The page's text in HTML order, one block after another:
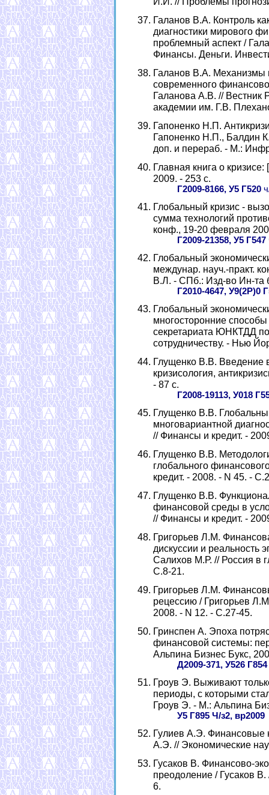
Галанов В.А. Контроль
диагностики мирового
проблемный аспект /
Финансы. Деньги.
Галанов В.А. Механизмы
современного
Галанова А.В. // Вестник
академии им. Г.В.
Гапоненко Н.П.
Гапоненко Н.П., Балдин
доп. и перераб. - М.:
Главная книга о
2009. - 253 с.
Г2009-8166, У5 Г520
Глобальный кризис -
сумма технологий
конф., 19-20 февраля
Г2009-21358, У5 Г547
Глобальный
междунар. науч.-практ.
В.Л. - СПб.: Изд-во Ин-та
Г2010-4647, У9(2Р)0
Глобальный
многосторонние
секретариата ЮНКТДД
сотрудничеству. - Нью
Глущенко В.В. Введение
кризисология,
- 87 с.
Г2008-19113, У018
Глущенко В.В.
многовариантной
// Финансы и кредит. -
Глущенко В.В.
глобального
кредит. - 2008. - N 45. -
Глущенко В.В.
финансовой среды в
// Финансы и кредит. -
Григорьев Л.М.
дискуссии и реальность
Салихов М.Р. // Россия в
С.8-21.
Григорьев Л.М.
рецессию / Григорьев
2008. - N 12. - С.27-45.
Гринспен А. Эпоха
финансовой системы:
Альпина Бизнес Букс,
Д2009-371, У526 Г854
Гроув Э. Выживают
периоды, с которыми
Гроув Э. - М.: Альпина
У5 Г895 Ч/з2, вр2009
Гулиев А.Э. Финансовые
А.Э. // Экономические
Гусаков В. Финансово-
преодоление / Гусаков
6.